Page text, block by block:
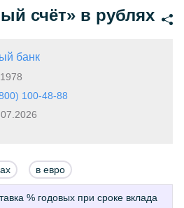
счёт» в рублях
банк
100-48-88
в евро
% годовых при сроке вклада